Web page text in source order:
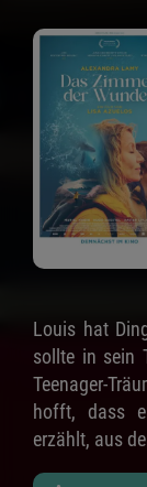
Louis hat
sollte in sein
Teenager-
hofft, dass
erzählt, aus